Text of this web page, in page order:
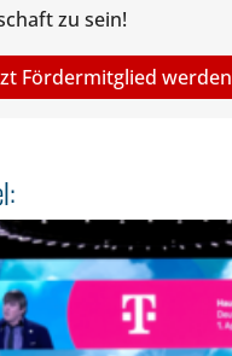
zu sein!
Fördermitglied werden